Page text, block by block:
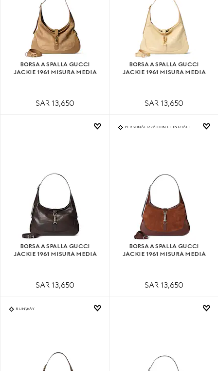
BORSA A SPALLA GUCCI
JACKIE 1961 MISURA MEDIA
SAR 13,650
BORSA A SPALLA GUCCI
JACKIE 1961 MISURA MEDIA
SAR 13,650
BORSA A SPALLA GUCCI
JACKIE 1961 MISURA MEDIA
SAR 13,650
PERSONALIZZA CON LE INIZIALI
BORSA A SPALLA GUCCI
JACKIE 1961 MISURA MEDIA
SAR 13,650
RUNWAY